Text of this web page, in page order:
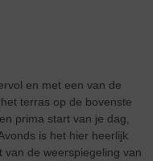
en met een van de
terras op de bovenste
prima start van je dag,
is het hier heerlijk
van de weerspiegeling van